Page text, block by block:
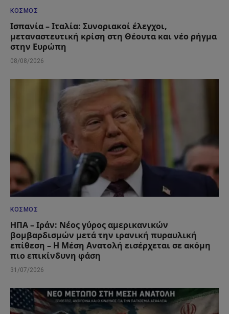
ΚΌΣΜΟΣ
Ισπανία – Ιταλία: Συνοριακοί έλεγχοι,
μεταναστευτική κρίση στη Θέουτα και νέο ρήγμα
στην Ευρώπη
08/08/2026
ΚΌΣΜΟΣ
ΗΠΑ – Ιράν: Νέος γύρος αμερικανικών
βομβαρδισμών μετά την ιρανική πυραυλική
επίθεση – Η Μέση Ανατολή εισέρχεται σε ακόμη
πιο επικίνδυνη φάση
31/07/2026